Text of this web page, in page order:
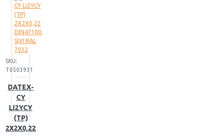
SKU:
T0503931
DATEX-
CY
LI2YCY
(TP)
2X2X0,22